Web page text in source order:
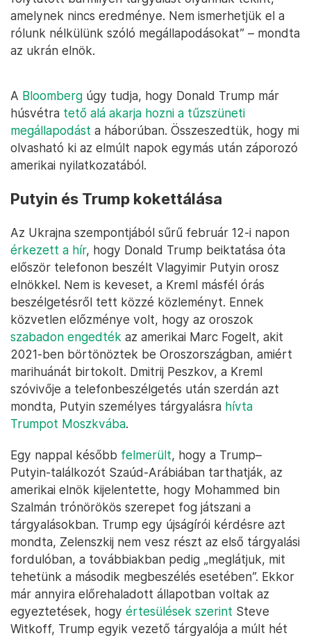
amelynek nincs eredménye. Nem ismerhetjük el a
rólunk nélkülünk szóló megállapodásokat” – mondta
az ukrán elnök.
A Bloomberg úgy tudja, hogy Donald Trump már
húsvétra tető alá akarja hozni a tűzszüneti
megállapodást a háborúban. Összeszedtük, hogy mi
olvasható ki az elmúlt napok egymás után záporozó
amerikai nyilatkozatából.
Putyin és Trump kokettálása
Az Ukrajna szempontjából sűrű február 12-i napon
érkezett a hír, hogy Donald Trump beiktatása óta
először telefonon beszélt Vlagyimir Putyin orosz
elnökkel. Nem is keveset, a Kreml másfél órás
beszélgetésről tett közzé közleményt. Ennek
közvetlen előzménye volt, hogy az oroszok
szabadon engedték az amerikai Marc Fogelt, akit
2021-ben börtönöztek be Oroszországban, amiért
marihuánát birtokolt. Dmitrij Peszkov, a Kreml
szóvivője a telefonbeszélgetés után szerdán azt
mondta, Putyin személyes tárgyalásra hívta
Trumpot Moszkvába.
Egy nappal később felmerült, hogy a Trump–
Putyin-találkozót Szaúd-Arábiában tarthatják, az
amerikai elnök kijelentette, hogy Mohammed bin
Szalmán trónörökös szerepet fog játszani a
tárgyalásokban. Trump egy újságírói kérdésre azt
mondta, Zelenszkij nem vesz részt az első tárgyalási
fordulóban, a továbbiakban pedig „meglátjuk, mit
tehetünk a második megbeszélés esetében”. Ekkor
már annyira előrehaladott állapotban voltak az
egyeztetések, hogy értesülések szerint Steve
Witkoff, Trump egyik vezető tárgyalója a múlt hét